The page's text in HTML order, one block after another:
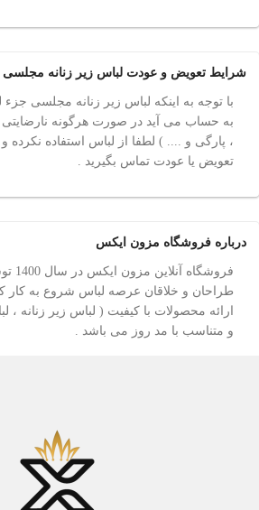
شرایط تعویض و عودت لباس زیر زنانه
با توجه به اینکه لباس زیر زنانه مجلسی
به حساب می آید در صورت هرگونه
، پارگی و .... ) لطفا از لباس استفاده نکرده
تعویض یا عودت تماس بگیرید .
درباره فروشگاه مزون ایکس
طراحان و خلاقان عرصه لباس شروع به کار
ارائه محصولات با کیفیت ( لباس زیر زنانه
و متناسب با مد روز می باشد .